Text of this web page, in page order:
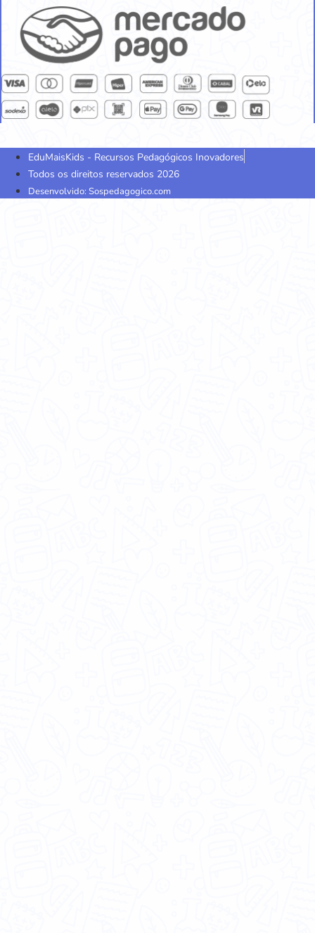
EduMaisKids - Recursos Pedagógicos Inovadores
Todos os direitos reservados 2026
Desenvolvido: Sospedagogico.com